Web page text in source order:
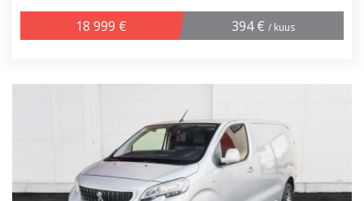
18 999 € 394 € / kuus